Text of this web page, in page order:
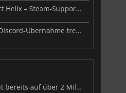
Microsoft überdenkt Project Helix – Steam-Support gefährdet
Malware-Karten und eine Discord-Übernahme treffen Meccha Chameleon
Resident Evil Veronica steht bereits auf über 2 Millionen Wunschlisten